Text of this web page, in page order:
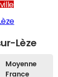
Lèze
Moyenne
France